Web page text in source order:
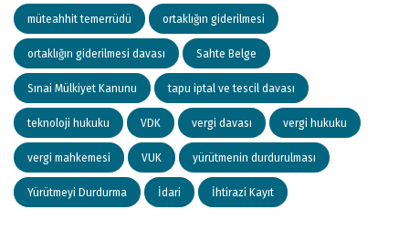
müteahhit temerrüdü ortaklığın giderilmesi
ortaklığın giderilmesi davası Sahte Belge
Sınai Mülkiyet Kanunu tapu iptal ve tescil davası
teknoloji hukuku VDK vergi davası vergi hukuku
vergi mahkemesi VUK yürütmenin durdurulması
Yürütmeyi Durdurma İdari İhtirazi Kayıt